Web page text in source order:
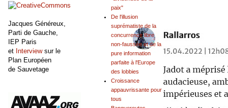
paix"
De l'illusion
suprématiste de la
concurrence libre
non-faussée et de la
pure information
parfaite à l'Europe
des lobbies
Croissance
appauvrissante pour
tous
Jacques Généreux,
Parti de Gauche,
IEP Paris
et Interviewsur le
Plan Européen
de Sauvetage